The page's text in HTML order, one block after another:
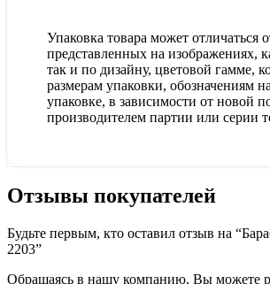
Упаковка товара может отличаться
представленных на изображениях,
так и по дизайну, цветовой гамме,
размерам упаковки, обозначениям
упаковке, в зависимости от новой
производителем партии или серии
Отзывы покупателей
Будьте первым, кто оставил отзыв на
2203”
Обращаясь в нашу компанию, Вы можете